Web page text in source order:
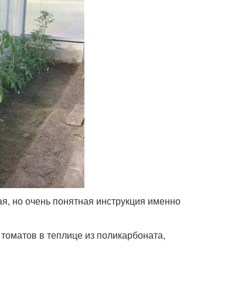
но очень понятная инструкция именно
в теплице из поликарбоната,